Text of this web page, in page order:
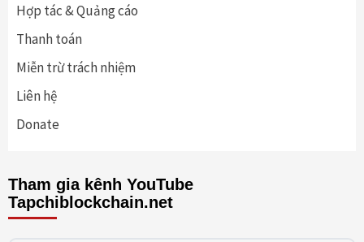
Hợp tác & Quảng cáo
Thanh toán
Miễn trừ trách nhiệm
Liên hệ
Donate
Tham gia kênh YouTube
Tapchiblockchain.net